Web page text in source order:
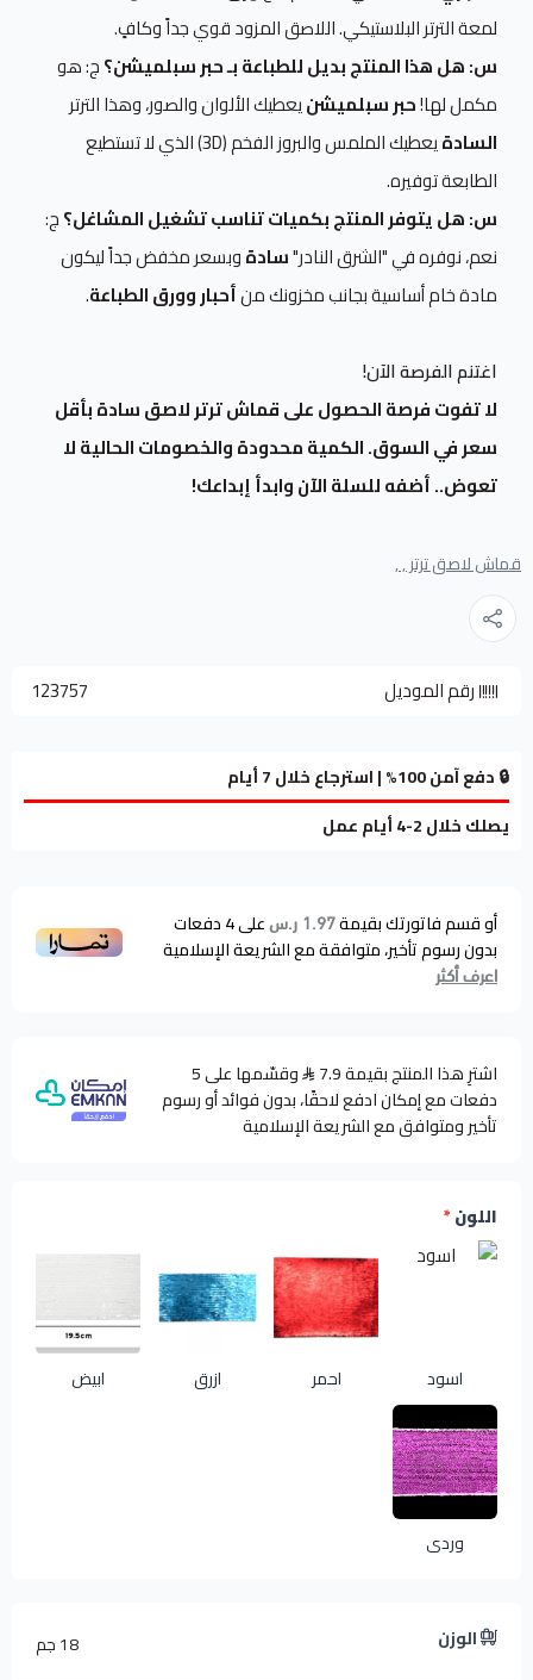
لمعة الترتر البلاستيكي. اللاصق المزود قوي جداً وكافٍ.
س: هل هذا المنتج بديل للطباعة بـ حبر سبلميشن؟ج: هو
مكمل لها!حبر سبلميشنيعطيك الألوان والصور، وهذا الترتر
السادة
يعطيك الملمس والبروز الفخم (3D) الذي لا تستطيع
الطابعة توفيره.
س: هل يتوفر المنتج بكميات تناسب تشغيل المشاغل؟ج:
نعم، نوفره في "الشرق النادر"سادةوبسعر مخفض جداً ليكون
مادة خام أساسية بجانب مخزونك منأحبار وورق الطباعة.
اغتنم الفرصة الآن!
لا تفوت فرصة الحصول على قماش ترتر لاصق سادة بأقل
سعر في السوق. الكمية محدودة والخصومات الحالية لا
تعوض.. أضفه للسلة الآن وابدأ إبداعك!
قماش لاصق ترتر , ,
رقم الموديل 123757
🔒 دفع آمن 100% | استرجاع خلال 7 أيام
يصلك خلال 2-4 أيام عمل
أو قسم فاتورتك بقيمة1.97 ر.س على4دفعات
بدون رسوم تأخير، متوافقة مع الشريعة الإسلامية
اعرف أكثر
اشترِ هذا المنتج بقيمة 7.9
وقسّمها على 5
دفعات مع إمكان ادفع لاحقًا، بدون فوائد أو رسوم
تأخير ومتوافق مع الشريعة الإسلامية
اللون*
اسود احمر ازرق ابيض
وردي
الوزن 18 جم